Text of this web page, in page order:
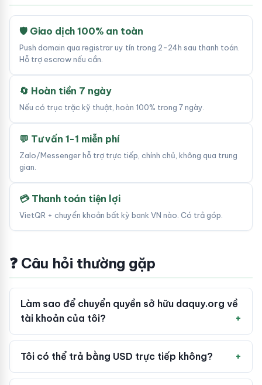
🛡 Giao dịch 100% an toàn
Push domain qua registrar uy tín trong 2-24h sau thanh toán.
Hỗ trợ escrow nếu cần.
🔄 Hoàn tiền 7 ngày
Nếu có trục trặc kỹ thuật, hoàn 100% trong 7 ngày.
💬 Tư vấn 1-1 miễn phí
Zalo/Messenger hỗ trợ trực tiếp, chính chủ, không qua trung
gian.
💳 Thanh toán tiện lợi
VietQR + chuyển khoản bất kỳ bank VN nào. Có trả góp.
❓ Câu hỏi thường gặp
Làm sao để chuyển quyền sở hữu daquy.org về
tài khoản của tôi?
Tôi có thể trả bằng USD trực tiếp không?